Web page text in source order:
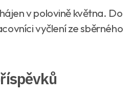
v polovině května. Do
vyčlení ze sběrného